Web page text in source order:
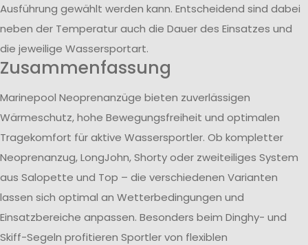
Ausführung gewählt werden kann. Entscheidend sind dabei
neben der Temperatur auch die Dauer des Einsatzes und
die jeweilige Wassersportart.
Zusammenfassung
Marinepool Neoprenanzüge bieten zuverlässigen
Wärmeschutz, hohe Bewegungsfreiheit und optimalen
Tragekomfort für aktive Wassersportler. Ob kompletter
Neoprenanzug, LongJohn, Shorty oder zweiteiliges System
aus Salopette und Top – die verschiedenen Varianten
lassen sich optimal an Wetterbedingungen und
Einsatzbereiche anpassen. Besonders beim Dinghy- und
Skiff-Segeln profitieren Sportler von flexiblen